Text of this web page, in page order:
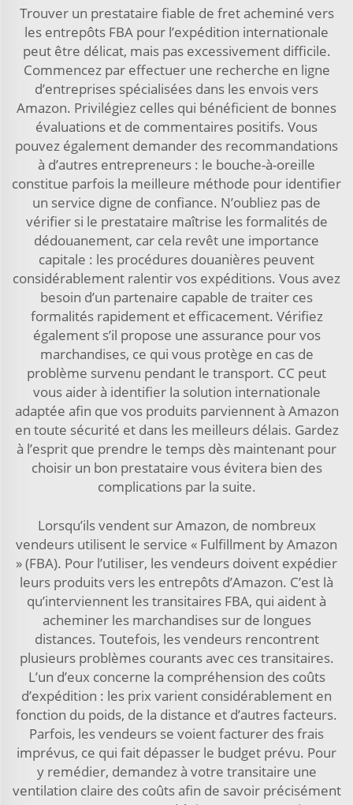
Trouver un prestataire fiable de fret acheminé vers
les entrepôts FBA pour l’expédition internationale
peut être délicat, mais pas excessivement difficile.
Commencez par effectuer une recherche en ligne
d’entreprises spécialisées dans les envois vers
Amazon. Privilégiez celles qui bénéficient de bonnes
évaluations et de commentaires positifs. Vous
pouvez également demander des recommandations
à d’autres entrepreneurs : le bouche-à-oreille
constitue parfois la meilleure méthode pour identifier
un service digne de confiance. N’oubliez pas de
vérifier si le prestataire maîtrise les formalités de
dédouanement, car cela revêt une importance
capitale : les procédures douanières peuvent
considérablement ralentir vos expéditions. Vous avez
besoin d’un partenaire capable de traiter ces
formalités rapidement et efficacement. Vérifiez
également s’il propose une assurance pour vos
marchandises, ce qui vous protège en cas de
problème survenu pendant le transport. CC peut
vous aider à identifier la solution internationale
adaptée afin que vos produits parviennent à Amazon
en toute sécurité et dans les meilleurs délais. Gardez
à l’esprit que prendre le temps dès maintenant pour
choisir un bon prestataire vous évitera bien des
complications par la suite.
Lorsqu’ils vendent sur Amazon, de nombreux
vendeurs utilisent le service « Fulfillment by Amazon
» (FBA). Pour l’utiliser, les vendeurs doivent expédier
leurs produits vers les entrepôts d’Amazon. C’est là
qu’interviennent les transitaires FBA, qui aident à
acheminer les marchandises sur de longues
distances. Toutefois, les vendeurs rencontrent
plusieurs problèmes courants avec ces transitaires.
L’un d’eux concerne la compréhension des coûts
d’expédition : les prix varient considérablement en
fonction du poids, de la distance et d’autres facteurs.
Parfois, les vendeurs se voient facturer des frais
imprévus, ce qui fait dépasser le budget prévu. Pour
y remédier, demandez à votre transitaire une
ventilation claire des coûts afin de savoir précisément